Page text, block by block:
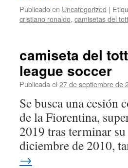
Publicado en Uncategorized |
cristiano ronaldo, camisetas del
camiseta del
league soccer
Publicada el 27 de septiembre de
Se busca una cesión
de la Fiorentina,
2019 tras terminar
diciembre de 2010,
→